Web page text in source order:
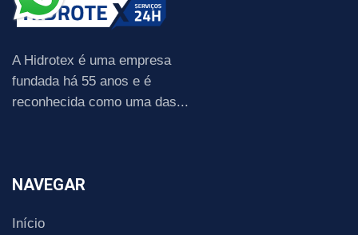
A Hidrotex é uma empresa
fundada há 55 anos e é
reconhecida como uma das...
NAVEGAR
Início